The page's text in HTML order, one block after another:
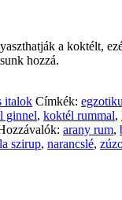
a koktélt,
hozzá.
italok Címkék:
ginnel, koktél rummal,
arany rum,
szirup, narancslé,